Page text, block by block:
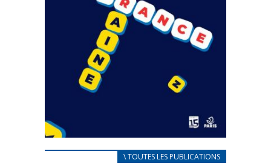
CARNET D’ACCUEIL\ TOUTES LES PUBLICATIONS